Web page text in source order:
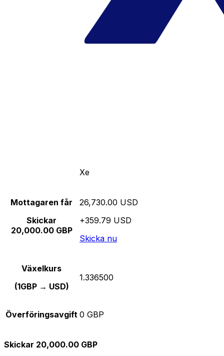
Xe
Mottagaren får
Skickar
20,000.00 GBP
26,730.00 USD
+359.79 USD
Skicka nu
Växelkurs
(1GBP → USD)
1.336500
Överföringsavgift 0 GBP
Skickar 20,000.00 GBP